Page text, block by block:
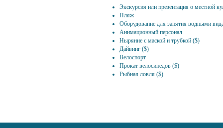
Экскурсия или презентация о местной
Пляж
Оборудование для занятия водными
Анимационный персонал
Ныряние с маской и трубкой ($)
Дайвинг ($)
Велоспорт
Прокат велосипедов ($)
Рыбная ловля ($)